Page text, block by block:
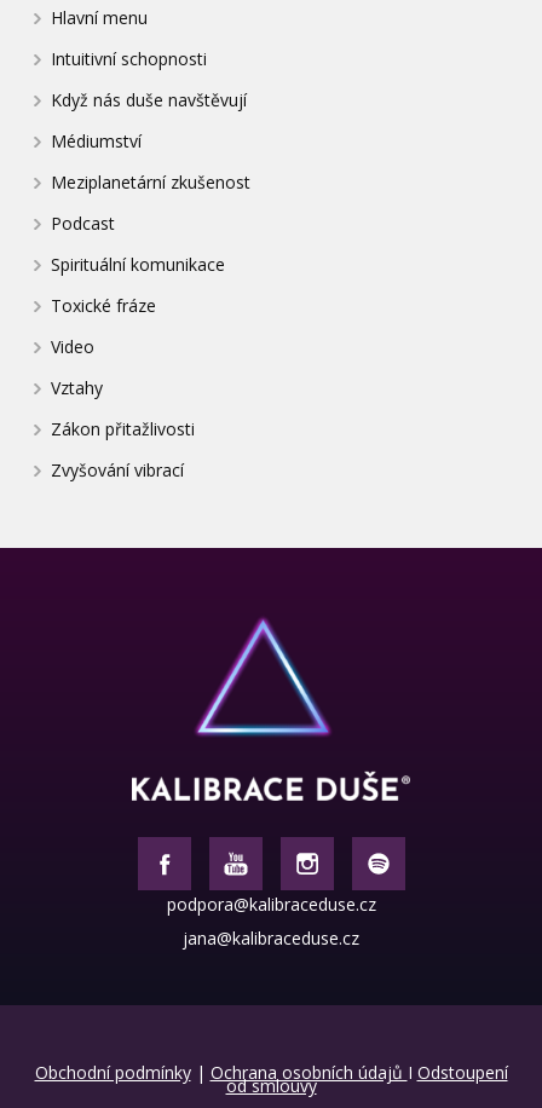
Hlavní menu
Intuitivní schopnosti
Když nás duše navštěvují
Médiumství
Meziplanetární zkušenost
Podcast
Spirituální komunikace
Toxické fráze
Video
Vztahy
Zákon přitažlivosti
Zvyšování vibrací
podpora@kalibraceduse.cz
jana@kalibraceduse.cz
Obchodní podmínky| Ochrana osobních údajů I Odstoupení
od smlouvy